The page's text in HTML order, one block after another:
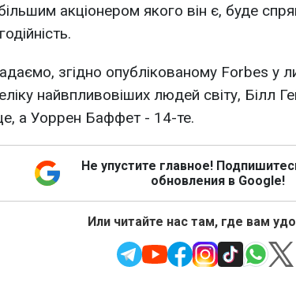
акціонером якого він є, буде
згідно опублікованому Forbes у
найвпливовіших людей світу, Білл
а Уоррен Баффет - 14-те.
Не упустите главное!
обновления в Google!
Или читайте нас там, где вам